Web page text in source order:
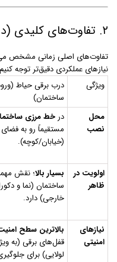
۲. تفاوت‌های کلیدی (در مکانیزم و شرایط نصب)
تفاوت‌های اصلی زمانی مشخص
نیازهای عملکردی دقیق‌تر توجه
ویژگی
درب برقی حیاط
ساختمان)
محل
نصب
در خط مرزی
مستقیماً رو به
(خیابان/کوچه).
اولویت در
ظاهر
بسیار بالا؛ نقش
ساختمان (نما و
خارجی) دارد.
نیازهای
امنیتی
بالاترین سطح
قفل‌های برقی (به
لولایی) برای